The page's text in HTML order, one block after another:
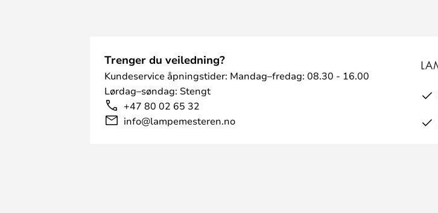
Trenger du veiledning?
Kundeservice åpningstider: Mandag–fredag: 08.30 - 16.00
Lørdag–søndag: Stengt
+47 80 02 65 32
info@lampemesteren.no